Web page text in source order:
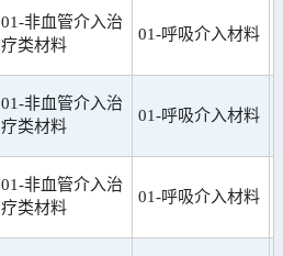
01-非血管介入治
疗类材料
01-呼吸介入材料
01-非血管介入治
疗类材料
01-呼吸介入材料
01-非血管介入治
疗类材料
01-呼吸介入材料